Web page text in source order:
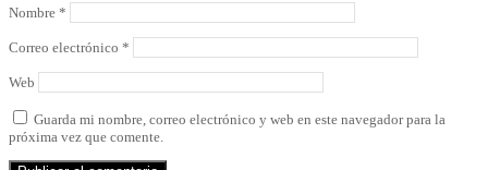
Nombre *
Correo electrónico *
Web
Guarda mi nombre, correo electrónico y web en este navegador para la
próxima vez que comente.